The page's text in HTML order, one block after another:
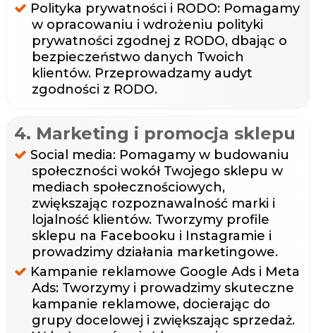
Polityka prywatności i RODO: Pomagamy
w opracowaniu i wdrożeniu polityki
prywatności zgodnej z RODO, dbając o
bezpieczeństwo danych Twoich
klientów. Przeprowadzamy audyt
zgodności z RODO.
4. Marketing i promocja sklepu
Social media: Pomagamy w budowaniu
społeczności wokół Twojego sklepu w
mediach społecznościowych,
zwiększając rozpoznawalność marki i
lojalność klientów. Tworzymy profile
sklepu na Facebooku i Instagramie i
prowadzimy działania marketingowe.
Kampanie reklamowe Google Ads i Meta
Ads: Tworzymy i prowadzimy skuteczne
kampanie reklamowe, docierając do
grupy docelowej i zwiększając sprzedaż.